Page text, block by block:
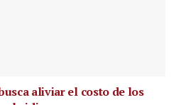
aliviar el costo de los